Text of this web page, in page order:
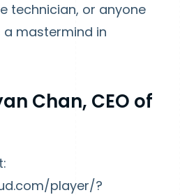
technician, or anyone
a mastermind in
Chan, CEO of
player/?